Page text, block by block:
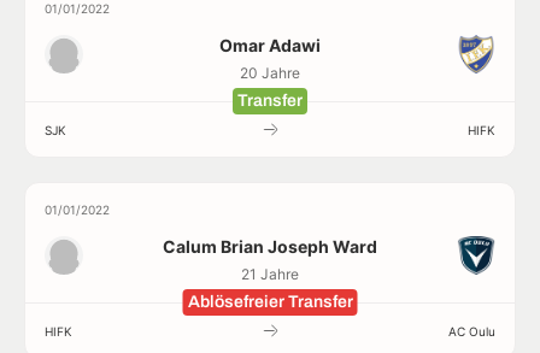
01/01/2022
Omar Adawi
20 Jahre
Transfer
SJK HIFK
01/01/2022
Calum Brian Joseph Ward
21 Jahre
Ablösefreier Transfer
HIFK AC Oulu